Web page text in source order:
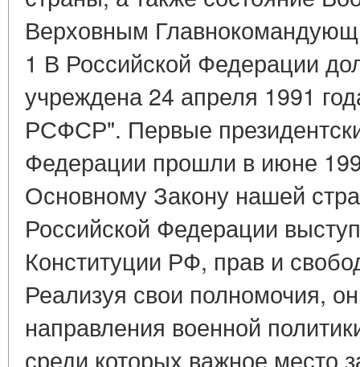
Верховным
1 В Российской Федерации
учреждена 24 апреля 1991
РСФСР". Первые
Федерации прошли в июне
Основному Закону нашей
Российской Федерации
Конституции РФ, прав и
Реализуя свои полномочия,
направления военной
среди которых важное место